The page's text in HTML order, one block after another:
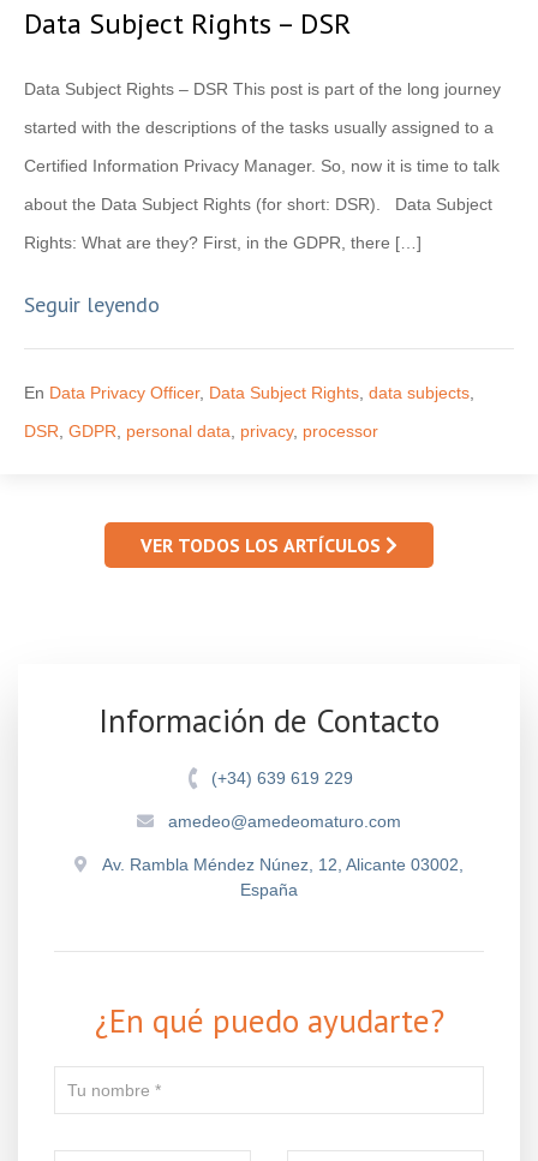
Data Subject Rights – DSR
Data Subject Rights – DSR This post is part of the long journey
started with the descriptions of the tasks usually assigned to a
Certified Information Privacy Manager. So, now it is time to talk
about the Data Subject Rights (for short: DSR). Data Subject
Rights: What are they? First, in the GDPR, there […]
Seguir leyendo
En Data Privacy Officer, Data Subject Rights data subjects
DSR GDPR personal data privacy, processor
VER TODOS LOS ARTÍCULOS
Información de Contacto
(+34) 639 619 229
amedeo@amedeomaturo.com
Av. Rambla Méndez Núnez, 12, Alicante 03002,
España
¿En qué puedo ayudarte?